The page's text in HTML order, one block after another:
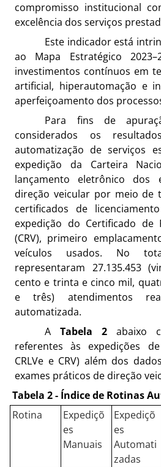
compromisso institucional
excelência dos serviços
Este indicador está
ao Mapa Estratégico
investimentos contínuos em
artificial, hiperautomação e
aperfeiçoamento dos
Para fins de
considerados os
automatização de serviços
expedição da Carteira
lançamento eletrônico dos
direção veicular por meio de
certificados de
expedição do Certificado de
(CRV), primeiro
veículos usados. No
representaram 27.135.453
cento e trinta e cinco mil,
e três) atendimentos
automatizada.
ATabela 2abaixo
referentes às expedições
CRLVe e CRV) além dos
exames práticos de direção
Tabela 2 - Índice de Rotinas
Rotina
Expediçõ
es
Manuais
Expediçõ
es
Automati
zadas